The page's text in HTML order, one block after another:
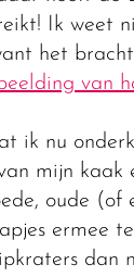
Ik weet
het
van
ik nu
mijn kaak
oude (of
ermee
dan